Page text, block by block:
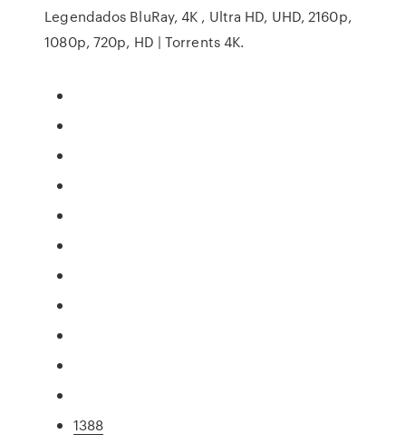
Legendados BluRay, 4K , Ultra HD, UHD, 2160p,
1080p, 720p, HD | Torrents 4K.
1388